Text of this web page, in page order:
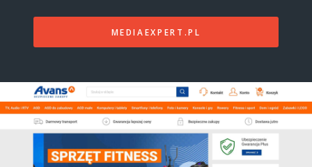
MEDIAEXPERT.PL